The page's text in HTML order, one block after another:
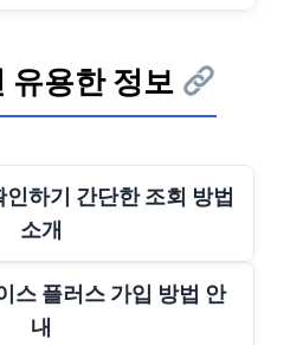
유용한 정보
하기 간단한 조회 방법
소개
스 플러스 가입 방법 안
내